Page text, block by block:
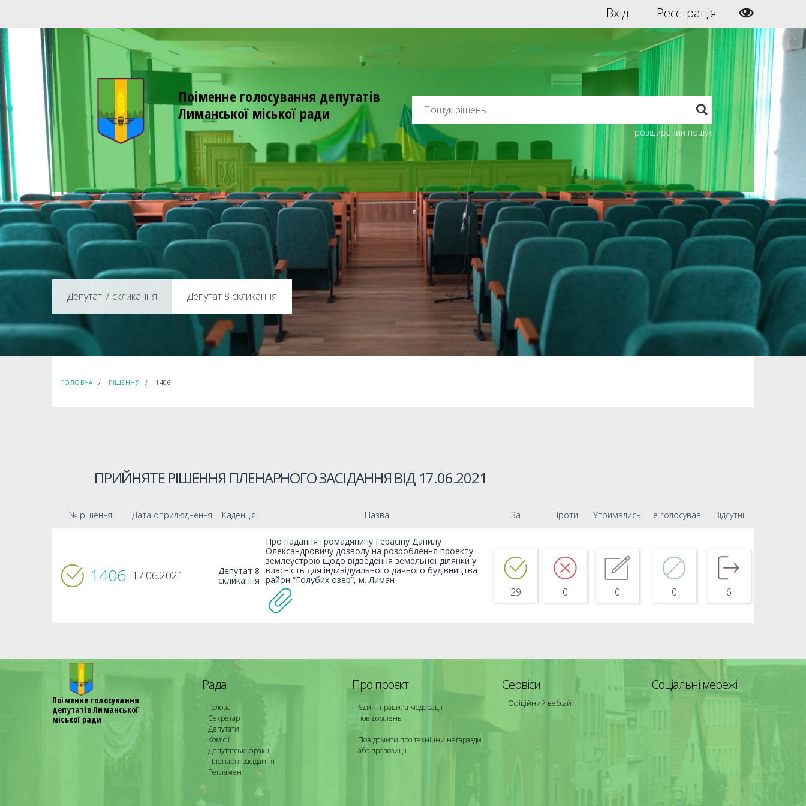
Вхід Реєстрація
Поіменне голосування депутатів
Лиманської міської ради
розширений пошук
Депутат 8 скликання
ГОЛОВНА РІШЕННЯ 1406
ПРИЙНЯТЕ РІШЕННЯ ПЛЕНАРНОГО ЗАСІДАННЯ ВІД 17.06.2021
№ рішення Дата оприлюднення Каденція Назва За Проти Утримались Не голосував Відсутні
1406 17.06.2021
Депутат 8
скликання
Про надання громадянину Герасіну Данилу
Олександровичу дозволу на розроблення проекту
землеустрою щодо відведення земельної ділянки у
власність для індивідуального дачного будівництва
район “Голубих озер”, м. Лиман
29 0 0 0 6
Поіменне голосування
депутатів Лиманської
міської ради
Рада
Голова
Секретар
Депутати
Комісії
Депутатські фракції
Пленарні засідання
Регламент
Про проєкт
Єдині правила модерації
повідомлень
Повідомити про технічни негаразди
або пропозиції
Сервіси
Офіційний вебсайт
Соціальні мережі